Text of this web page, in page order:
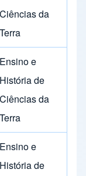
Ciências da
Terra
Ensino e
História de
Ciências da
Terra
Ensino e
História de